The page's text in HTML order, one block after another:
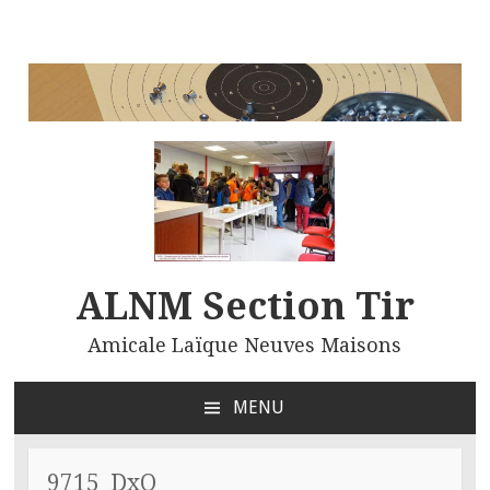
ALNM Section Tir
Amicale Laïque Neuves Maisons
MENU
CONTENU
9715_DxO